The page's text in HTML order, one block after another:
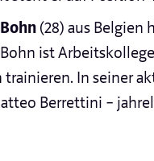
(28) aus Belgien
ist
trainieren. In seiner
Berrettini –